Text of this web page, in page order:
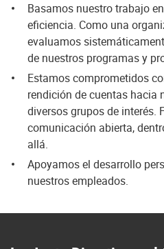
Basamos nuestro trabajo
eficiencia. Como una
evaluamos
de nuestros programas y
Estamos comprometidos
rendición de cuentas hacia
diversos grupos de interés.
comunicación abierta,
allá.
Apoyamos el desarrollo
nuestros empleados.